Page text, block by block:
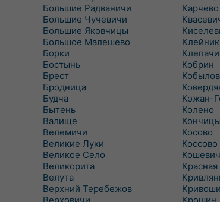
Большие Радваничи
Большие Чучевичи
Большие Яковчицы
Большое Малешево
Борки
Бостынь
Брест
Бродница
Будча
Бытень
Валище
Велемичи
Великие Луки
Великое Село
Великорита
Велута
Верхний Теребежов
Карчево
Клепачи
Кобрин
Кожан-
Колено
Кончицы
Косово
Коссово